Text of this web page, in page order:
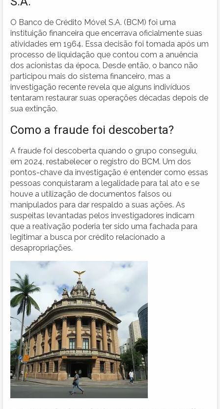
O Banco de Crédito Móvel S.A. (BCM) foi uma
instituição financeira que encerrava oficialmente suas
atividades em 1964. Essa decisão foi tomada após um
processo de liquidação que contou com a anuência
dos acionistas da época. Desde então, o banco não
participou mais do sistema financeiro, mas a
investigação recente revela que alguns indivíduos
tentaram restaurar suas operações décadas depois de
sua extinção.
Como a fraude foi descoberta?
A fraude foi descoberta quando o grupo conseguiu,
em 2024, restabelecer o registro do BCM. Um dos
pontos-chave da investigação é entender como essas
pessoas conquistaram a legalidade para tal ato e se
houve a utilização de documentos falsos ou
manipulados para dar respaldo a suas ações. As
suspeitas levantadas pelos investigadores indicam
que a reativação poderia ter sido uma fachada para
legitimar a busca por crédito relacionado a
desapropriações.